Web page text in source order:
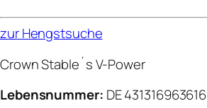
zur Hengstsuche
Crown Stable´s V-Power
Lebensnummer: DE 431316963616